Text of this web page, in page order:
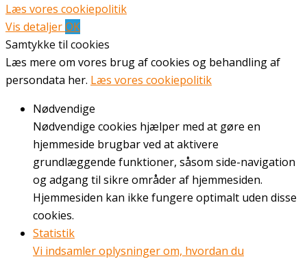
Læs vores cookiepolitik
Vis detaljerOK
Samtykke til cookies
Læs mere om vores brug af cookies og behandling af
persondata her. Læs vores cookiepolitik
Nødvendige
Nødvendige cookies hjælper med at gøre en
hjemmeside brugbar ved at aktivere
grundlæggende funktioner, såsom side-navigation
og adgang til sikre områder af hjemmesiden.
Hjemmesiden kan ikke fungere optimalt uden disse
cookies.
Statistik
Vi indsamler oplysninger om, hvordan du